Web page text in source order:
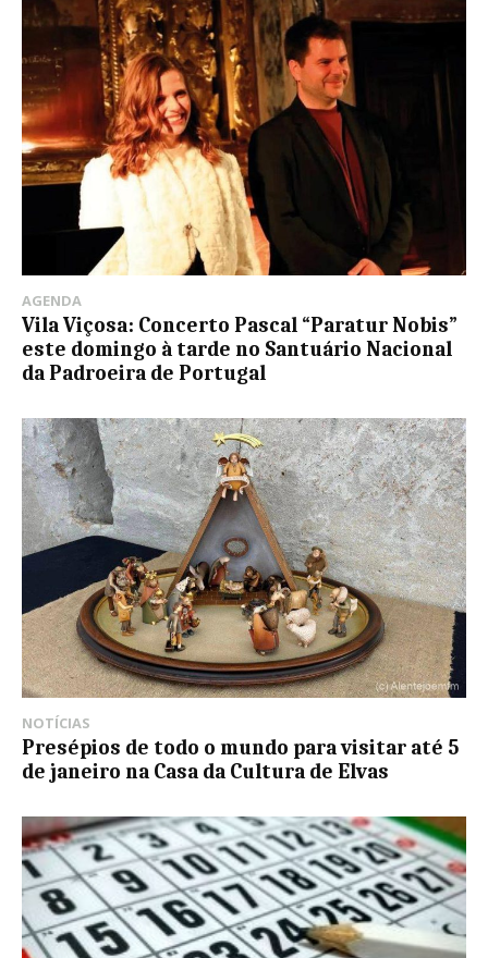
AGENDA
Vila Viçosa: Concerto Pascal “Paratur Nobis”
este domingo à tarde no Santuário Nacional
da Padroeira de Portugal
NOTÍCIAS
Presépios de todo o mundo para visitar até 5
de janeiro na Casa da Cultura de Elvas